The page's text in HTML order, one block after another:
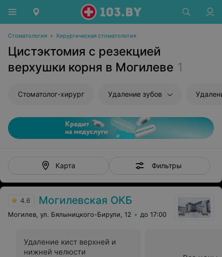
Стоматология • Хирургическая стоматология
Цистэктомия с резекцией
верхушки корня в Могилеве 1
Стоматолог-хирург Удаление зубов
Карта Фильтры
4.6 Могилевская ОКБ
Могилев, ул. Бялыницкого-Бирули, 12 до 17:00
Удаление кист верхней и
нижней челюсти